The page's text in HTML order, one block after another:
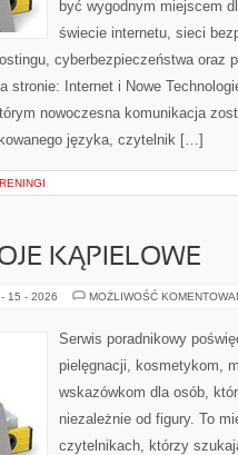
być wygodnym miejscem
świecie internetu, sieci
cyberbezpieczeństwa oraz
stronie: Internet i Nowe
nowoczesna komunikacja
języka, czytelnik […]
KĄPIELOWE
15 - 2026 MOŻLIWOŚĆ
Serwis poradnikowy
pielęgnacji, kosmetykom,
wskazówkom dla osób,
niezależnie od figury. To
czytelnikach, którzy